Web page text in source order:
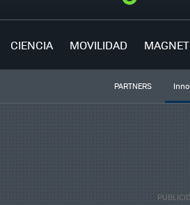
CIENCIA MOVILIDAD MAGNET
PARTNERS